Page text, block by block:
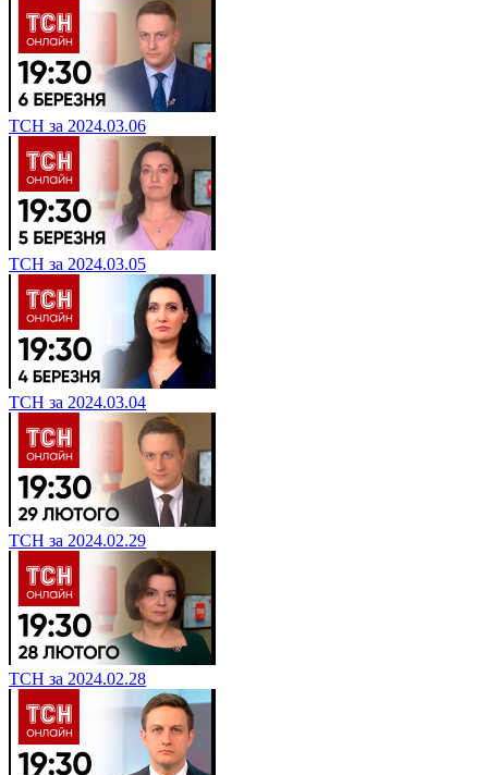
ТСН за 2024.03.06
ТСН за 2024.03.05
ТСН за 2024.03.04
ТСН за 2024.02.29
ТСН за 2024.02.28